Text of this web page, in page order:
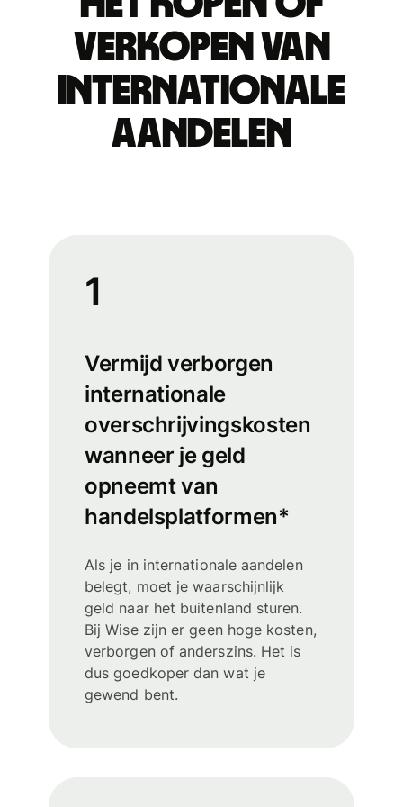
verkopen van
internationale
aandelen
1
Vermijd verborgen
internationale
overschrijvingskosten
wanneer je geld
opneemt van
handelsplatformen*
Als je in internationale aandelen
belegt, moet je waarschijnlijk
geld naar het buitenland sturen.
Bij Wise zijn er geen hoge kosten,
verborgen of anderszins. Het is
dus goedkoper dan wat je
gewend bent.